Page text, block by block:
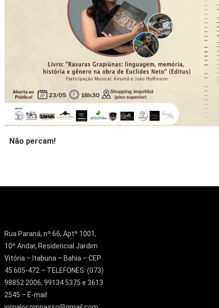
Não percam!
Rua Paraná, nº 66, Aptº 1001,
10º Andar, Residencial Jardim
Vitória – Itabuna – Bahia – CEP
45.605-472 – TELEFONES: (073)
98852 2006, 99134 5375 e 3613
2545 – E-mail: